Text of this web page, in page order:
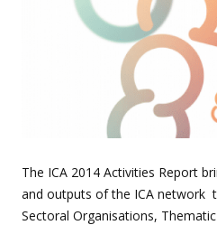
The ICA 2014 Activities Report
and outputs of the ICA network
Sectoral Organisations,